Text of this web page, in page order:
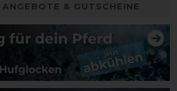
& GUTSCHEINE